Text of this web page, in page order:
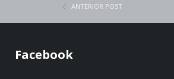
ANTERIOR POST
Facebook